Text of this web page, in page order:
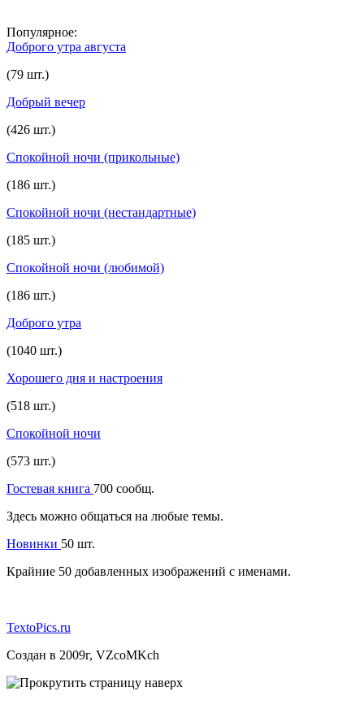
Популярное:
Доброго утра августа
(79 шт.)
Добрый вечер
(426 шт.)
Спокойной ночи (прикольные)
(186 шт.)
Спокойной ночи (нестандартные)
(185 шт.)
Спокойной ночи (любимой)
(186 шт.)
Доброго утра
(1040 шт.)
Хорошего дня и настроения
(518 шт.)
Спокойной ночи
(573 шт.)
Гостевая книга 700 сообщ.
Здесь можно общаться на любые темы.
Новинки 50 шт.
Крайние 50 добавленных изображений с именами.
TextoPics.ru
Создан в 2009г, VZcoMKch